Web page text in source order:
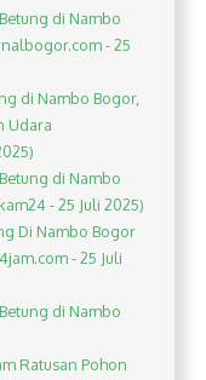
di Nambo
- 25
di Nambo Bogor,
Udara
di Nambo
- 25 Juli 2025)
Di Nambo Bogor
- 25 Juli
di Nambo
Ratusan Pohon